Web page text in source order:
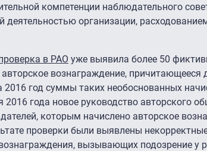
компетенции наблюдательного
деятельностью организации,
в РАО уже выявила более 50
вознаграждение, причитающееся
2016 год суммы таких необоснованных
2016 года новое руководство авторского
которым начислено авторское
проверки были выявлены
вызывающих подозрение у